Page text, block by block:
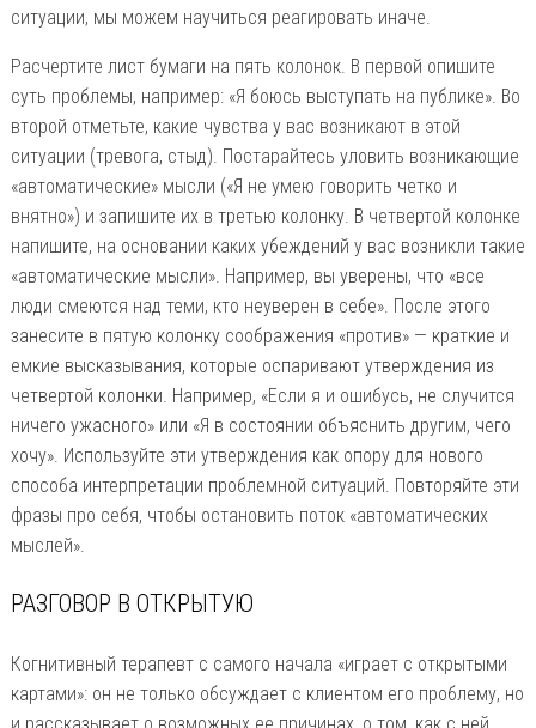
ситуации, мы можем научиться реагировать иначе.
Расчертите лист бумаги на пять колонок. В первой опишите
суть проблемы, например: «Я боюсь выступать на публике». Во
второй отметьте, какие чувства у вас возникают в этой
ситуации (тревога, стыд). Постарайтесь уловить возникающие
«автоматические» мысли («Я не умею говорить четко и
внятно») и запишите их в третью колонку. В четвертой колонке
напишите, на основании каких убеждений у вас возникли такие
«автоматические мысли». Например, вы уверены, что «все
люди смеются над теми, кто неуверен в себе». После этого
занесите в пятую колонку соображения «против» — краткие и
емкие высказывания, которые оспаривают утверждения из
четвертой колонки. Например, «Если я и ошибусь, не случится
ничего ужасного» или «Я в состоянии объяснить другим, чего
хочу». Используйте эти утверждения как опору для нового
способа интерпретации проблемной ситуаций. Повторяйте эти
фразы про себя, чтобы остановить поток «автоматических
мыслей».
РАЗГОВОР В ОТКРЫТУЮ
Когнитивный терапевт с самого начала «играет с открытыми
картами»: он не только обсуждает с клиентом его проблему, но